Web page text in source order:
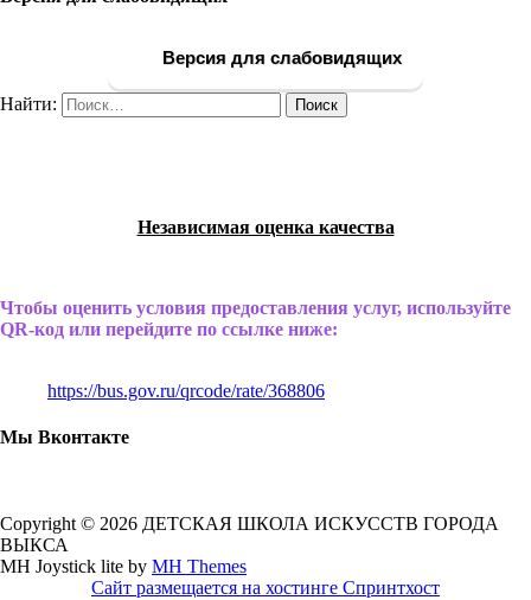
Версия для слабовидящих
Найти:
Независимая оценка качества
Чтобы оценить условия предоставления услуг, используйте
QR-код или перейдите по ссылке ниже:
https://bus.gov.ru/qrcode/rate/368806
Мы Вконтакте
Copyright © 2026 ДЕТСКАЯ ШКОЛА ИСКУССТВ ГОРОДА
ВЫКСА
MH Joystick lite by MH Themes
Сайт размещается на хостинге Спринтхост